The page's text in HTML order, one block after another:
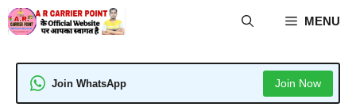
Skip
to
MENU
Join WhatsApp Join Now